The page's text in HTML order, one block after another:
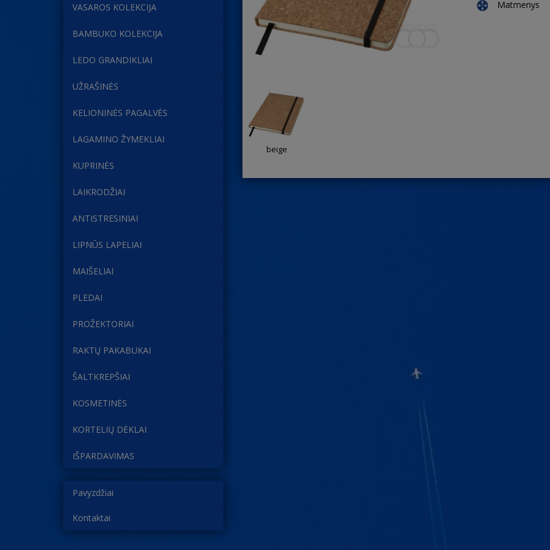
VASAROS KOLEKCIJA
BAMBUKO KOLEKCIJA
LEDO GRANDIKLIAI
UŽRAŠINĖS
KELIONINĖS PAGALVĖS
LAGAMINO ŽYMEKLIAI
KUPRINĖS
LAIKRODŽIAI
ANTISTRESINIAI
LIPNŪS LAPELIAI
MAIŠELIAI
PLEDAI
PROŽEKTORIAI
RAKTŲ PAKABUKAI
ŠALTKREPŠIAI
KOSMETINĖS
KORTELIŲ DĖKLAI
IŠPARDAVIMAS
Pavyzdžiai
Kontaktai
Matmenys
beige